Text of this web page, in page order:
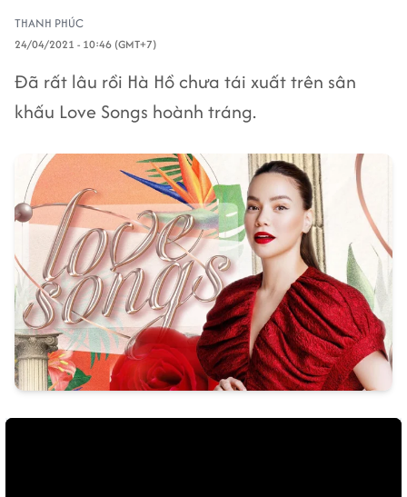
THANH PHÚC
24/04/2021 - 10:46 (GMT+7)
Đã rất lâu rồi Hà Hồ chưa tái xuất trên sân
khấu Love Songs hoành tráng.